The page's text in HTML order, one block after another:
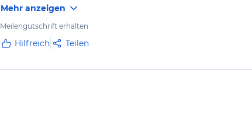
Mehr anzeigen
Meilengutschrift erhalten
Hilfreich Teilen